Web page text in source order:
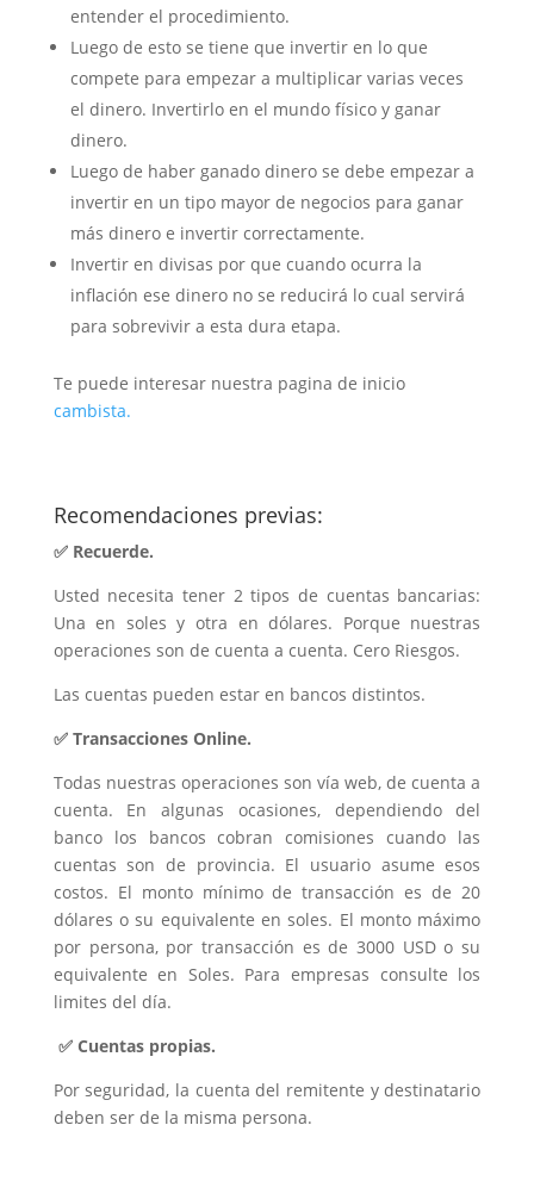
entender el procedimiento.
Luego de esto se tiene que invertir en lo que
compete para empezar a multiplicar varias veces
el dinero. Invertirlo en el mundo físico y ganar
dinero.
Luego de haber ganado dinero se debe empezar a
invertir en un tipo mayor de negocios para ganar
más dinero e invertir correctamente.
Invertir en divisas por que cuando ocurra la
inflación ese dinero no se reducirá lo cual servirá
para sobrevivir a esta dura etapa.
Te puede interesar nuestra pagina de inicio
cambista.
Recomendaciones previas:
✅ Recuerde.
Usted necesita tener 2 tipos de cuentas bancarias:
Una en soles y otra en dólares. Porque nuestras
operaciones son de cuenta a cuenta. Cero Riesgos.
Las cuentas pueden estar en bancos distintos.
✅ Transacciones Online.
Todas nuestras operaciones son vía web, de cuenta a
cuenta. En algunas ocasiones, dependiendo del
banco los bancos cobran comisiones cuando las
cuentas son de provincia. El usuario asume esos
costos. El monto mínimo de transacción es de 20
dólares o su equivalente en soles. El monto máximo
por persona, por transacción es de 3000 USD o su
equivalente en Soles. Para empresas consulte los
limites del día.
✅ Cuentas propias.
Por seguridad, la cuenta del remitente y destinatario
deben ser de la misma persona.